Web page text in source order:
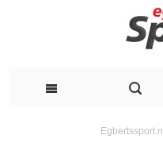
Egbertssport.nl